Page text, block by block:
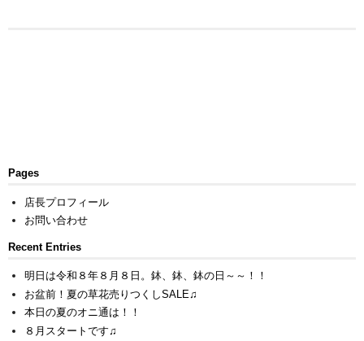
Pages
店長プロフィール
お問い合わせ
Recent Entries
明日は令和８年８月８日。鉢、鉢、鉢の日～～！！
お盆前！夏の草花売りつくしSALE♫
本日の夏のオニ通は！！
８月スタートです♫